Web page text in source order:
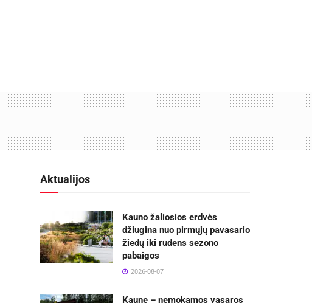
Aktualijos
Kauno žaliosios erdvės
džiugina nuo pirmųjų pavasario
žiedų iki rudens sezono
pabaigos
2026-08-07
Kaune – nemokamos vasaros